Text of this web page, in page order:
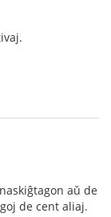
aŭ de
de cent aliaj.